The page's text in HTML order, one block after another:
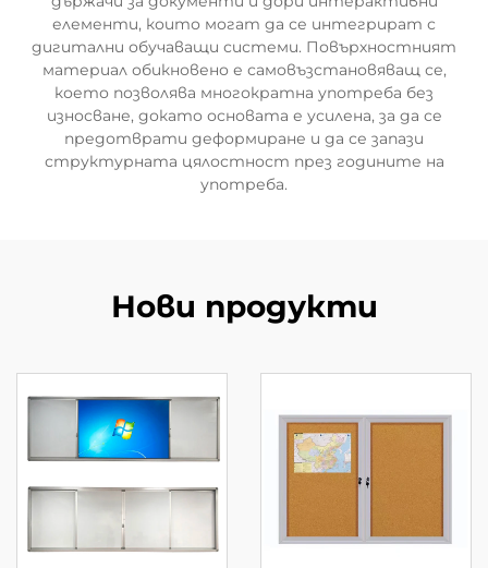
елементи, които могат да се интегрират с
дигитални обучаващи системи. Повърхностният
материал обикновено е самовъзстановяващ се,
което позволява многократна употреба без
износване, докато основата е усилена, за да се
предотврати деформиране и да се запази
структурната цялостност през годините на
употреба.
Нови продукти